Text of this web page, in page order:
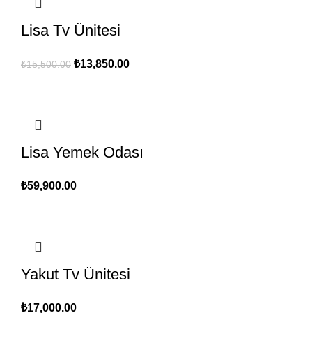
Lisa Tv Ünitesi
₺15,500.00 Orijinal
₺13,850.00Şu
Lisa Yemek Odası
₺59,900.00
Yakut Tv Ünitesi
₺17,000.00